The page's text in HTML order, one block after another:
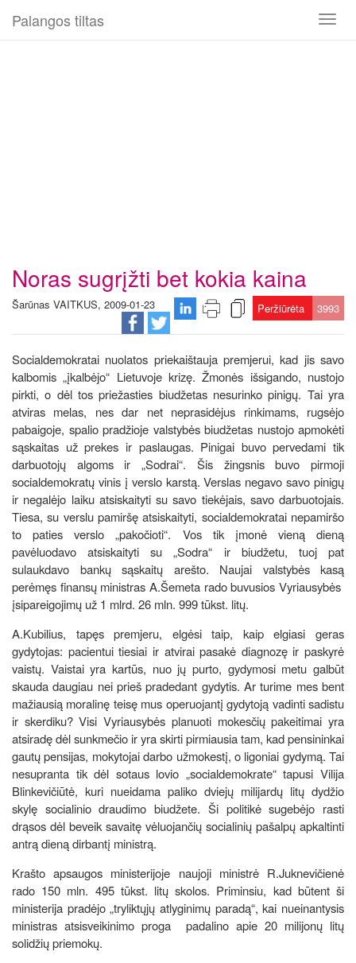
Toggle
Palangos tiltas
Noras sugrįžti bet kokia kaina
Šarūnas VAITKUS, 2009-01-23 Peržiūrėta 3993
Socialdemokratai nuolatos priekaištauja premjerui, kad jis savo
kalbomis „įkalbėjo“ Lietuvoje krizę. Žmonės išsigando, nustojo
pirkti, o dėl tos priežasties biudžetas nesurinko pinigų. Tai yra
atviras melas, nes dar net neprasidėjus rinkimams, rugsėjo
pabaigoje, spalio pradžioje valstybės biudžetas nustojo apmokėti
sąskaitas už prekes ir paslaugas. Pinigai buvo pervedami tik
darbuotojų algoms ir „Sodrai“. Šis žingsnis buvo pirmoji
socialdemokratų vinis į verslo karstą. Verslas negavo savo pinigų
ir negalėjo laiku atsiskaityti su savo tiekėjais, savo darbuotojais.
Tiesa, su verslu pamiršę atsiskaityti, socialdemokratai nepamiršo
to paties verslo „pakočioti“. Vos tik įmonė vieną dieną
pavėluodavo atsiskaityti su „Sodra“ ir biudžetu, tuoj pat
sulaukdavo bankų sąskaitų arešto. Naujai valstybės kasą
perėmęs finansų ministras A.Šemeta rado buvusios Vyriausybės
įsipareigojimų už 1 mlrd. 26 mln. 999 tūkst. litų.
A.Kubilius, tapęs premjeru, elgėsi taip, kaip elgiasi geras
gydytojas: pacientui tiesiai ir atvirai pasakė diagnozę ir paskyrė
vaistų. Vaistai yra kartūs, nuo jų purto, gydymosi metu galbūt
skauda daugiau nei prieš pradedant gydytis. Ar turime mes bent
mažiausią moralinę teisę mus operuojantį gydytoją vadinti sadistu
ir skerdiku? Visi Vyriausybės planuoti mokesčių pakeitimai yra
atsiradę dėl sunkmečio ir yra skirti pirmiausia tam, kad pensininkai
gautų pensijas, mokytojai darbo užmokestį, o ligoniai gydymą. Tai
nesupranta tik dėl sotaus lovio „socialdemokrate“ tapusi Vilija
Blinkevičiūtė, kuri nueidama paliko dviejų milijardų litų dydžio
skylę socialinio draudimo biudžete. Ši politikė sugebėjo rasti
drąsos dėl beveik savaitę vėluojančių socialinių pašalpų apkaltinti
antrą dieną dirbantį ministrą.
Krašto apsaugos ministerijoje naujoji ministrė R.Juknevičienė
rado 150 mln. 495 tūkst. litų skolos. Priminsiu, kad būtent ši
ministerija pradėjo „tryliktųjų atlyginimų paradą“, kai nueinantysis
ministras atsisveikinimo proga padalino apie 20 milijonų litų
solidžių priemokų.